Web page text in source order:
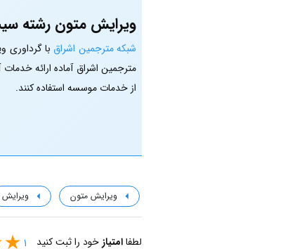
ویرایش متون رشته
شبکه مترجمین اشراق با گرداوری
مترجمین اشراق آماده ارائه
از خدمات موسسه استفاده کنند.
ویرایش متون ویرایش
لطفاامتیاز خود را ثبت کنید 1